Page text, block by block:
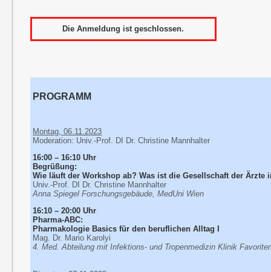
Die Anmeldung ist geschlossen.
PROGRAMM
Montag, 06.11.2023
Moderation: Univ.-Prof. DI Dr. Christine Mannhalter
16:00 – 16:10 Uhr
Begrüßung:
Wie läuft der Workshop ab? Was ist die Gesellschaft der Ärzte
Univ.-Prof. DI Dr. Christine Mannhalter
Anna Spiegel Forschungsgebäude, MedUni Wien
16:10 – 20:00 Uhr
Pharma-ABC:
Pharmakologie Basics für den beruflichen Alltag I
Mag. Dr. Mario Karolyi
4. Med. Abteilung mit Infektions- und Tropenmedizin Klinik